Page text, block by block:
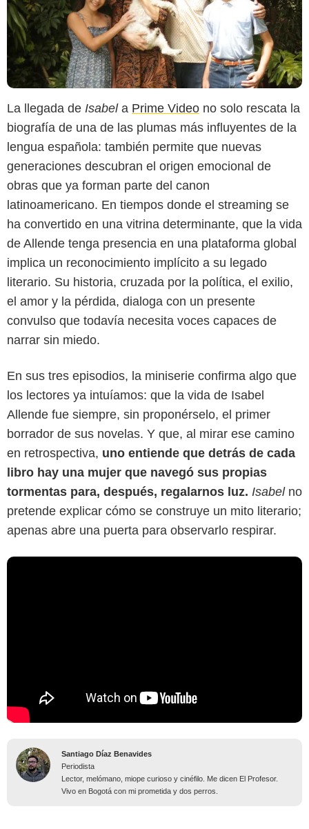
La llegada de Isabel a Prime Video no solo rescata la
biografía de una de las plumas más influyentes de la
lengua española: también permite que nuevas
generaciones descubran el origen emocional de
obras que ya forman parte del canon
latinoamericano. En tiempos donde el streaming se
ha convertido en una vitrina determinante, que la vida
de Allende tenga presencia en una plataforma global
implica un reconocimiento implícito a su legado
literario. Su historia, cruzada por la política, el exilio,
el amor y la pérdida, dialoga con un presente
convulso que todavía necesita voces capaces de
narrar sin miedo.
En sus tres episodios, la miniserie confirma algo que
los lectores ya intuíamos: que la vida de Isabel
Allende fue siempre, sin proponérselo, el primer
borrador de sus novelas. Y que, al mirar ese camino
en retrospectiva, uno entiende que detrás de cada
libro hay una mujer que navegó sus propias
tormentas para, después, regalarnos luz. Isabelno
pretende explicar cómo se construye un mito literario;
apenas abre una puerta para observarlo respirar.
Santiago Díaz Benavides
Periodista
Lector, melómano, miope curioso y cinéfilo. Me dicen El Profesor.
Vivo en Bogotá con mi prometida y dos perros.